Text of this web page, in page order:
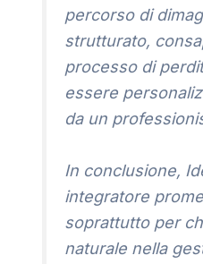
percorso di
strutturato,
processo di
essere
da un
In conclusione,
integratore
soprattutto per
naturale nella